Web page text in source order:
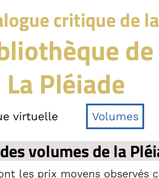
critique de la
de
La Pléiade
virtuelle Volumes
volumes de la
les prix moyens observés